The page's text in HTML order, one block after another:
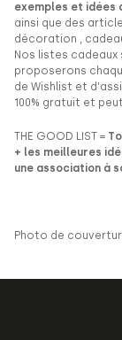
exemples et idées
ainsi que des
décoration ,
Nos listes
proposerons
de Wishlist et
100% gratuit et
THE GOOD LIST =
+ les meilleures
une association à
Photo de